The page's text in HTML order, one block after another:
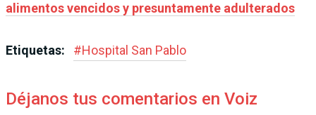
alimentos vencidos y presuntamente adulterados
Etiquetas: #Hospital San Pablo
Déjanos tus comentarios en Voiz